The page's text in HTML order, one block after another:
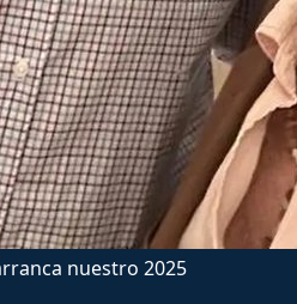
nuestro 2025